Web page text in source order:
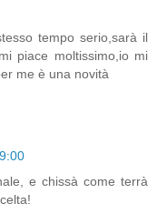
tempo serio,sarà il
piace moltissimo,io mi
me è una novità
e chissà come terrà